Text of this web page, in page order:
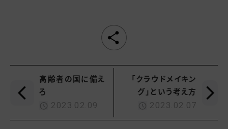
高齢者の国に備え
ろ
2023.02.09
「クラウドメイキン
グ」という考え方
2023.02.07